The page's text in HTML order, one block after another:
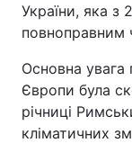
України, яка з
повноправним
Основна увага
Європи була
річниці
кліматичних